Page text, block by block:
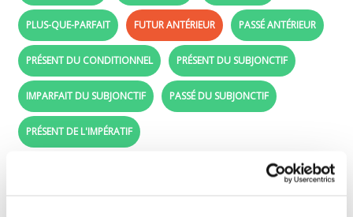
PLUS-QUE-PARFAIT FUTUR ANTÉRIEUR PASSÉ ANTÉRIEUR
PRÉSENT DU CONDITIONNEL PRÉSENT DU SUBJONCTIF
IMPARFAIT DU SUBJONCTIF PASSÉ DU SUBJONCTIF
PRÉSENT DE L'IMPÉRATIF
Futur antérieur - Learn French with the verb